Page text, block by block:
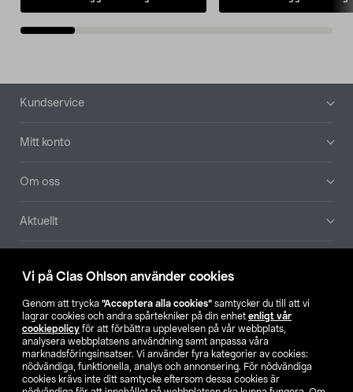
Vi på Clas Ohlson använder cookies
Genom att trycka ”Acceptera alla cookies” samtycker du till att vi
lagrar cookies och andra spårtekniker på din enhet enligt vår
cookiepolicy för att förbättra upplevelsen på vår webbplats,
analysera webbplatsens användning samt anpassa våra
marknadsföringsinsatser. Vi använder fyra kategorier av cookies:
nödvändiga, funktionella, analys och annonsering. För nödvändiga
cookies krävs inte ditt samtycke eftersom dessa cookies är
Sidfot
Kundservice
Mitt konto
Om oss
Aktuellt
Hitta butik
SE NO FI